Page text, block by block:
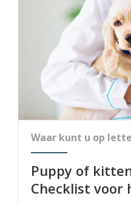
Waar kunt u op
Puppy of
Checklist voor